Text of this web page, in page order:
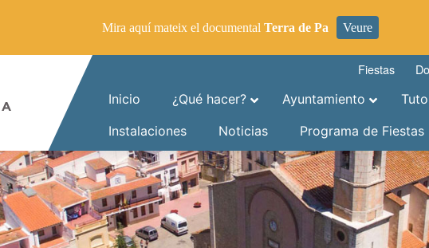
Fiestas
Inicio
¿Qué hacer? Ayuntamiento
Instalaciones
Noticias Programa de Fiestas
Mira aquí mateix el documental Terra de Pa Veure